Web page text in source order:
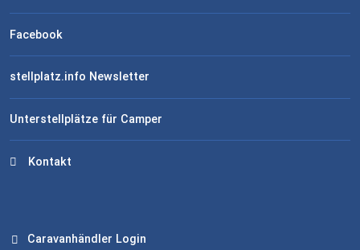
Facebook
stellplatz.info Newsletter
Unterstellplätze für Camper
Kontakt
Caravanhändler Login